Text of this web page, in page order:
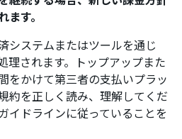
す。
システムまたはツールを通じ
理されます。トップアップまた
をかけて第三者の支払いプラッ
約を正しく読み、理解してくだ
イドラインに従っていることを